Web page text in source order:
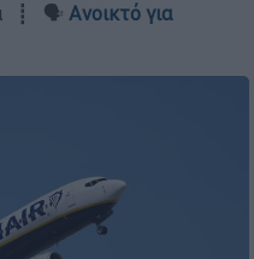
┋ 🗣️ Ανοικτό για